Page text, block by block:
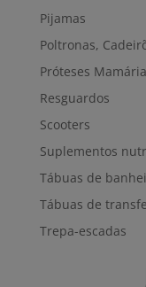
Pijamas
Poltronas,
Próteses
Resguardos
Scooters
Suplementos
Tábuas de
Tábuas de
Trepa-escadas